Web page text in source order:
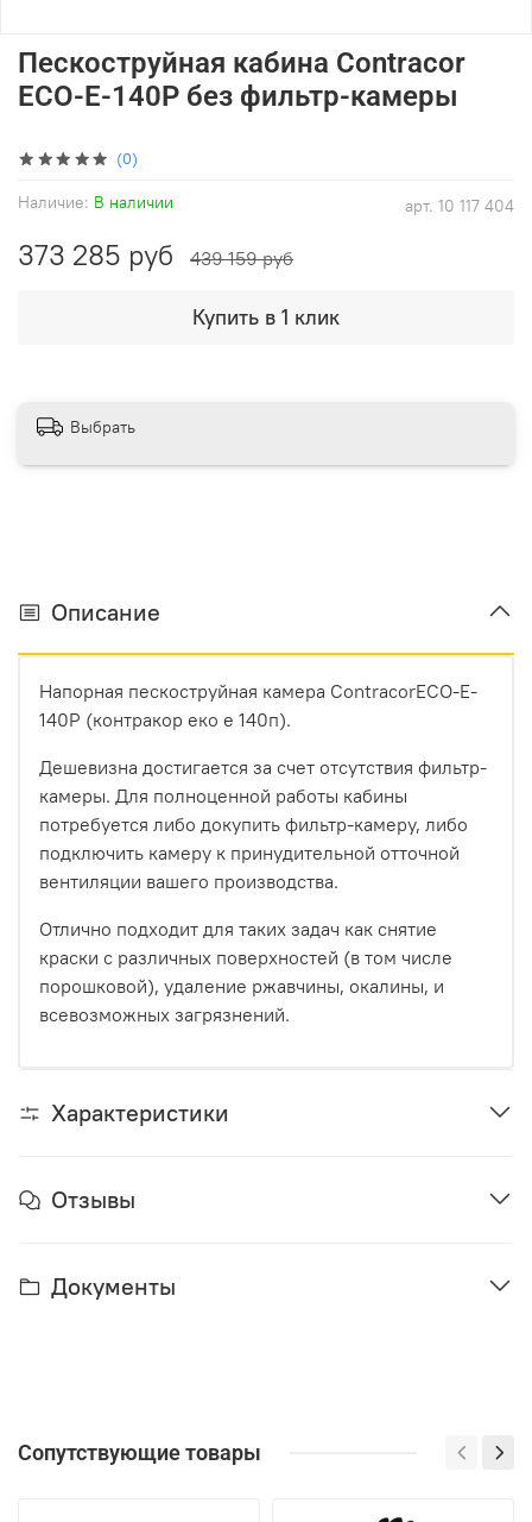
(0)
арт. 10 117 404
Наличие: В наличии
Пескоструйная кабина Contracor
ECO-E-140P без фильтр-камеры
373 285 руб 439 159 руб
Купить в 1 клик
Выбрать
Описание
Напорная пескоструйная камера ContracorECO-E-
140P (контракор еко е 140п).
Дешевизна достигается за счет отсутствия фильтр-
камеры. Для полноценной работы кабины
потребуется либо докупить фильтр-камеру, либо
подключить камеру к принудительной отточной
вентиляции вашего производства.
Отлично подходит для таких задач как снятие
краски с различных поверхностей (в том числе
порошковой), удаление ржавчины, окалины, и
всевозможных загрязнений.
Характеристики
Отзывы
Документы
Сопутствующие товары